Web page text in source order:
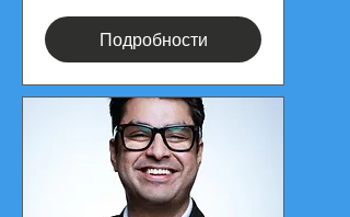
Подробности